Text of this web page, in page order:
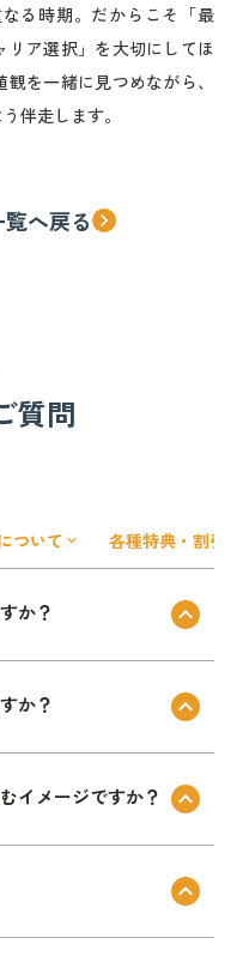
る時期。だからこそ「最
ア選択」を大切にしてほ
を一緒に見つめながら、
伴走します。
へ戻るkeyboard_arrow_right
質問
ついて keyboard_arrow_down 各種特典・割引
か？ keyboard_arrow_up
い。
か？ keyboard_arrow_up
一度自分のキャリアに
イメージですか？ keyboard_arrow_up
ジです。
keyboard_arrow_up